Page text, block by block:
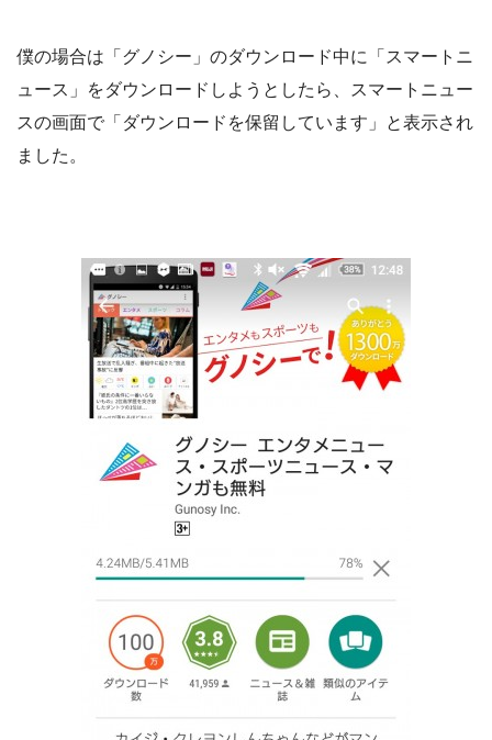
僕の場合は「グノシー」のダウンロード中に「スマートニ
ュース」をダウンロードしようとしたら、スマートニュー
スの画面で 「ダウンロードを保留しています」
と表示され
ました。